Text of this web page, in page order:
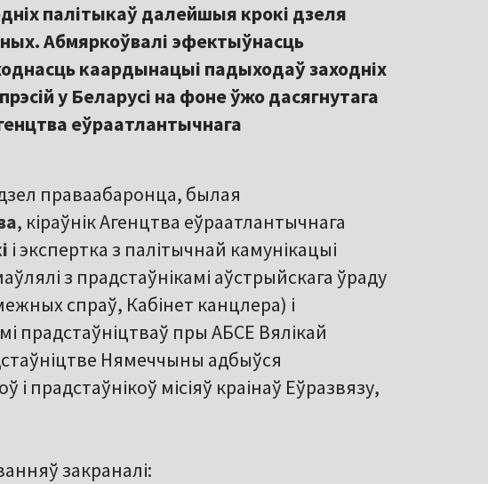
палітыкаў далейшыя крокі дзеля
Абмяркоўвалі эфектыўнасць
каардынацыі падыходаў заходніх
у Беларусі на фоне ўжо дасягнутага
еўраатлантычнага
праваабаронца, былая
, кіраўнік Агенцтва еўраатлантычнага
і экспертка з палітычнай камунікацыі
з прадстаўнікамі аўстрыйскага ўраду
спраў, Кабінет канцлера) і
прадстаўніцтваў пры АБСЕ Вялікай
Нямеччыны адбыўся
прадстаўнікоў місіяў краінаў Еўразвязу,
закраналі: